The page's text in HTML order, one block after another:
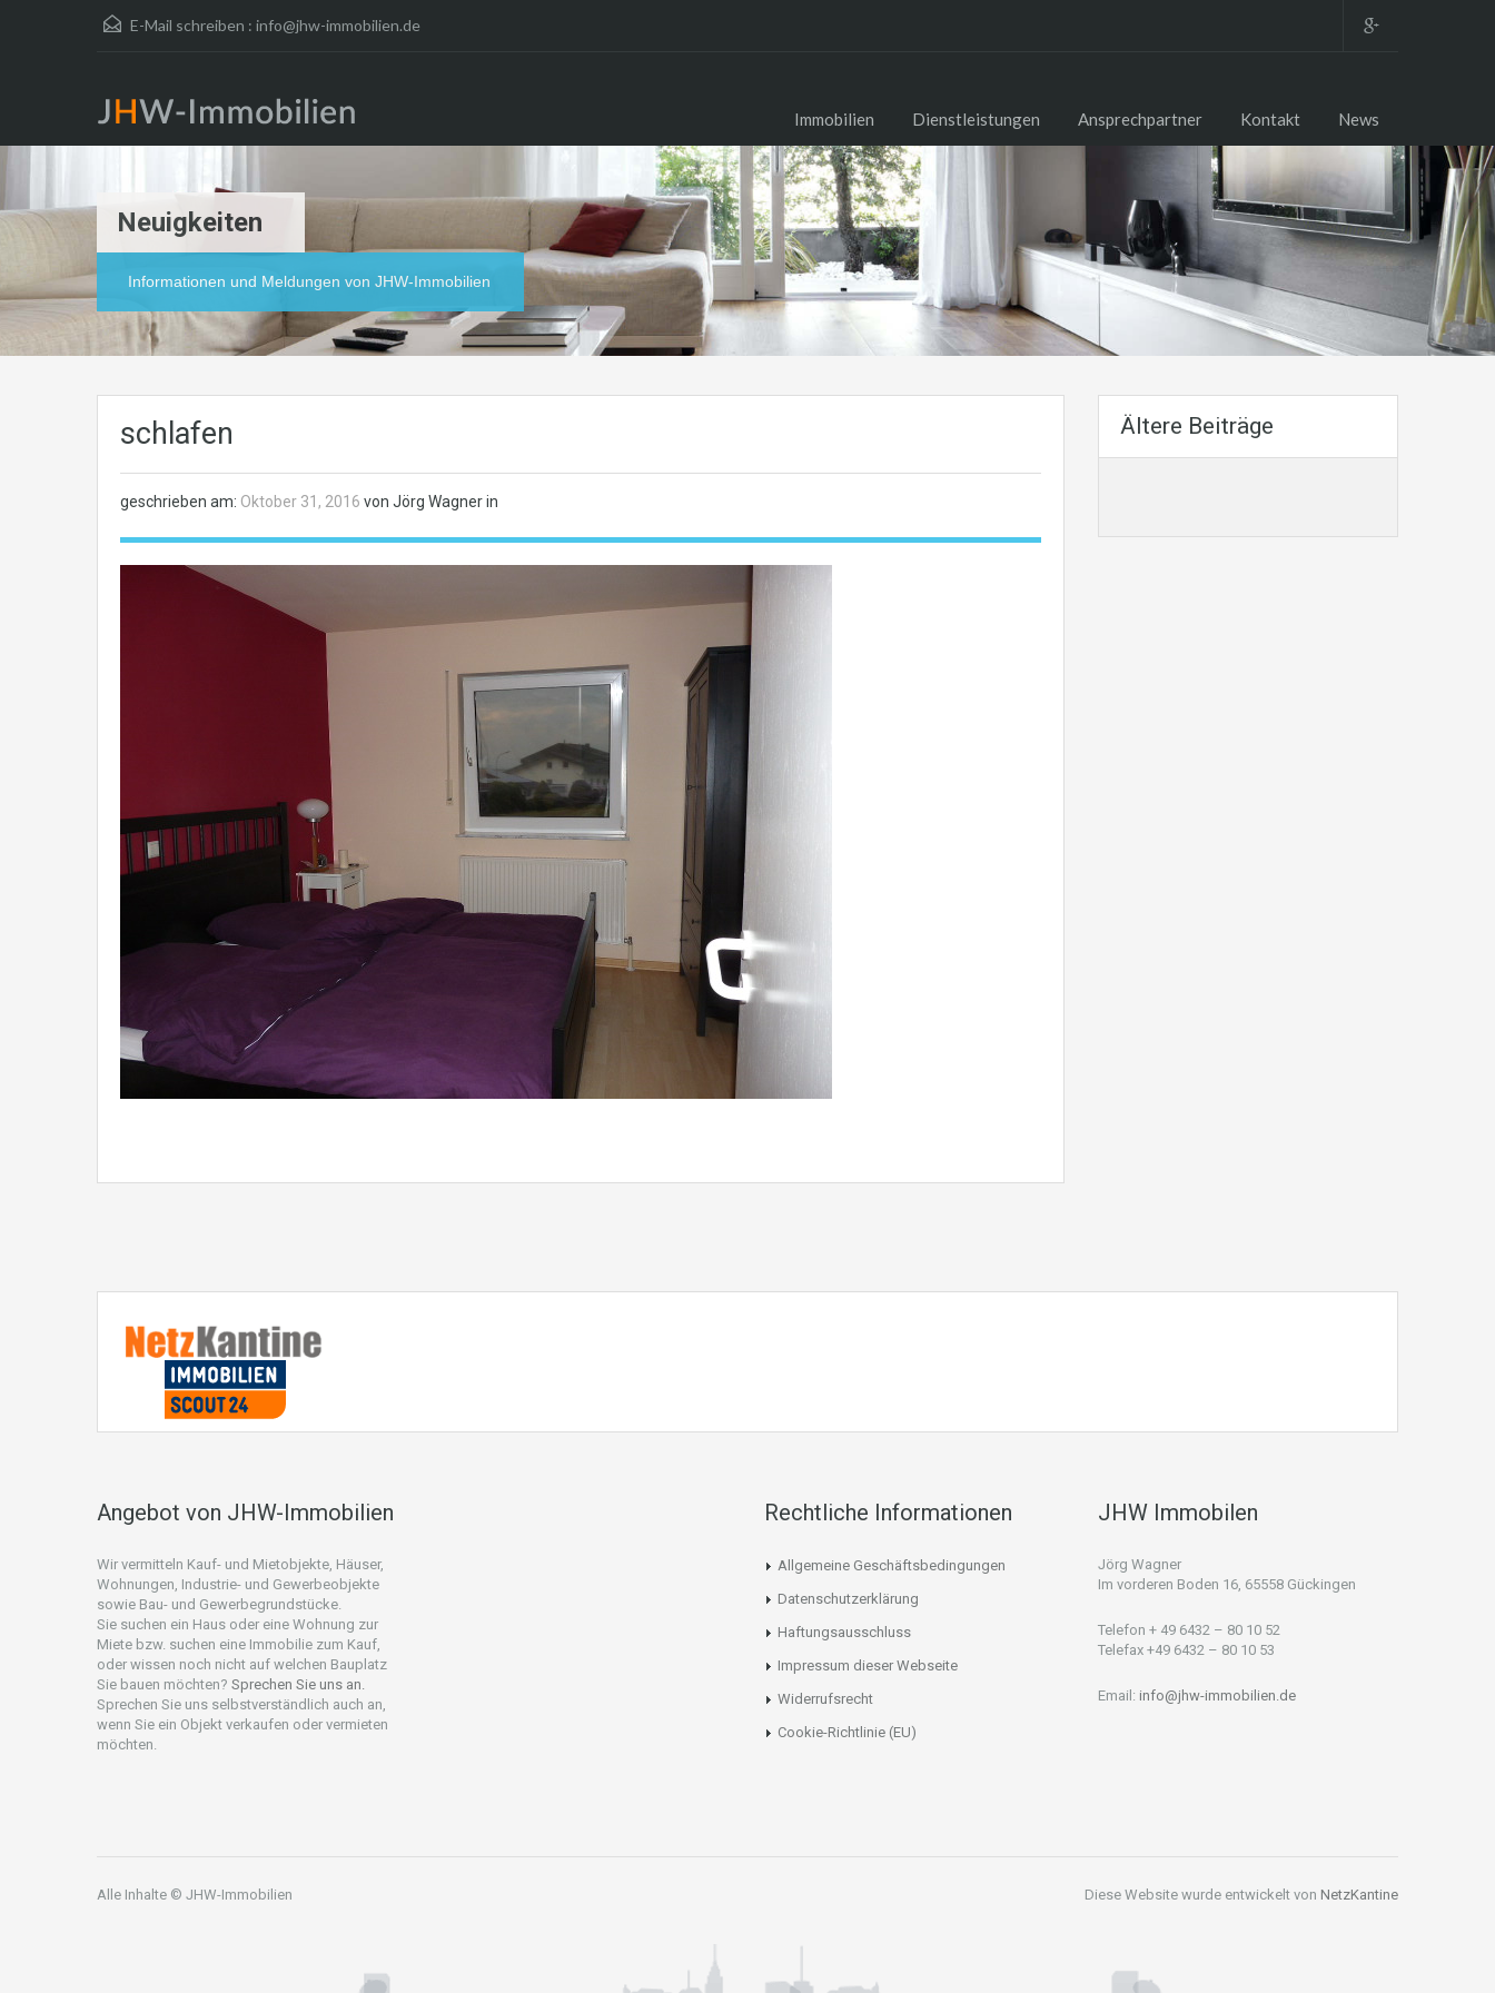
E-Mail schreiben : info@jhw-immobilien.de
Immobilien Dienstleistungen Ansprechpartner Kontakt News
Neuigkeiten
Informationen und Meldungen von JHW-Immobilien
schlafen
geschrieben am: Oktober 31, 2016 von Jörg Wagner in
Ältere Beiträge
Angebot von JHW-Immobilien
Wir vermitteln Kauf- und Mietobjekte, Häuser,
Wohnungen, Industrie- und Gewerbeobjekte
sowie Bau- und Gewerbegrundstücke.
Sie suchen ein Haus oder eine Wohnung zur
Miete bzw. suchen eine Immobilie zum Kauf,
oder wissen noch nicht auf welchen Bauplatz
Sie bauen möchten? Sprechen Sie uns an.
Sprechen Sie uns selbstverständlich auch an,
wenn Sie ein Objekt verkaufen oder vermieten
möchten.
Rechtliche Informationen
Allgemeine Geschäftsbedingungen
Datenschutzerklärung
Haftungsausschluss
Impressum dieser Webseite
Widerrufsrecht
Cookie-Richtlinie (EU)
JHW Immobilen
Jörg Wagner
Im vorderen Boden 16, 65558 Gückingen
Telefon + 49 6432 – 80 10 52
Telefax +49 6432 – 80 10 53
Email: info@jhw-immobilien.de
Alle Inhalte © JHW-Immobilien Diese Website wurde entwickelt von NetzKantine